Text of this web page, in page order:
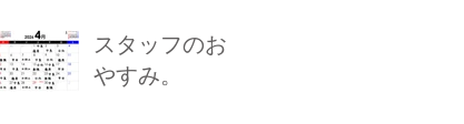
スタッフのお
やすみ。